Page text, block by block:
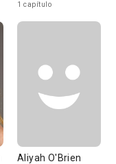
1 capítulo
Aliyah O'Brien